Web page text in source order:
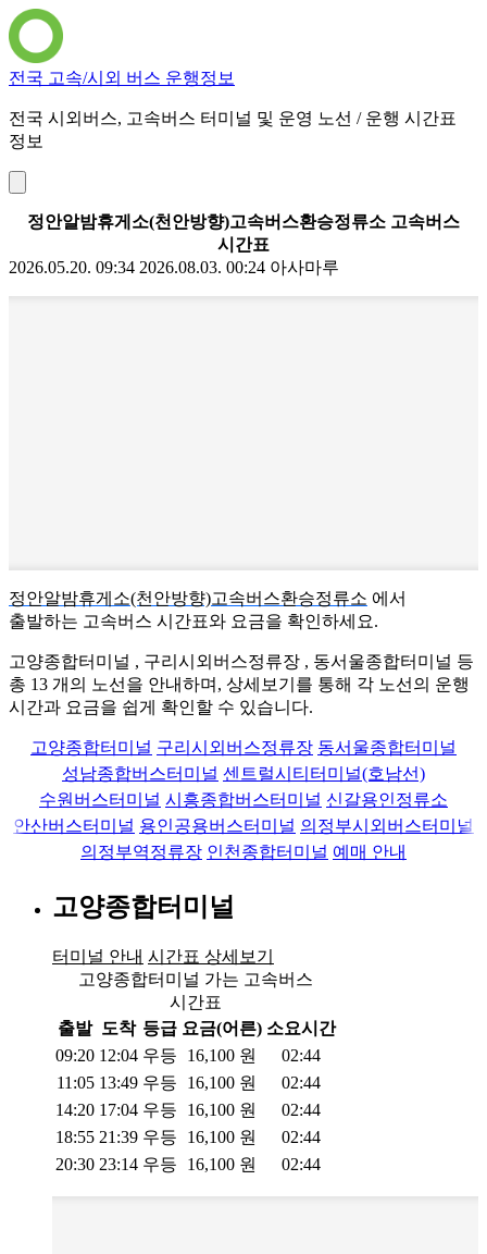
전국 고속/시외 버스 운행정보
전국 시외버스, 고속버스 터미널 및 운영 노선 / 운행 시간표
정보
정안알밤휴게소(천안방향)고속버스환승정류소 고속버스
시간표
2026.05.20. 09:34 2026.08.03. 00:24 아사마루
정안알밤휴게소(천안방향)고속버스환승정류소 에서
출발하는 고속버스 시간표와 요금을 확인하세요.
고양종합터미널 , 구리시외버스정류장 , 동서울종합터미널 등
총 13 개의 노선을 안내하며, 상세보기를 통해 각 노선의 운행
시간과 요금을 쉽게 확인할 수 있습니다.
고양종합터미널 구리시외버스정류장 동서울종합터미널
성남종합버스터미널 센트럴시티터미널(호남선)
수원버스터미널 시흥종합버스터미널 신갈용인정류소
안산버스터미널 용인공용버스터미널 의정부시외버스터미널
의정부역정류장 인천종합터미널 예매 안내
고양종합터미널
터미널 안내 시간표 상세보기
고양종합터미널 가는 고속버스
시간표
출발 도착 등급 요금(어른) 소요시간
09:20 12:04 우등 16,100 원
02:44
11:05 13:49 우등 16,100 원
02:44
14:20 17:04 우등 16,100 원
02:44
18:55 21:39 우등 16,100 원
02:44
20:30 23:14 우등 16,100 원 02:44